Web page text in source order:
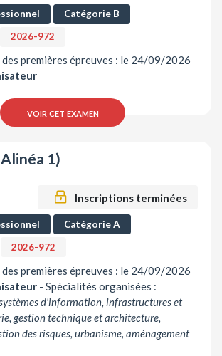
Catégorie B
2026-972
premières épreuves : le 24/09/2026
voir cet examen
1)
Inscriptions terminées
Catégorie A
2026-972
premières épreuves : le 24/09/2026
- Spécialités organisées :
d'information, infrastructures et
gestion technique et architecture,
des risques, urbanisme, aménagement